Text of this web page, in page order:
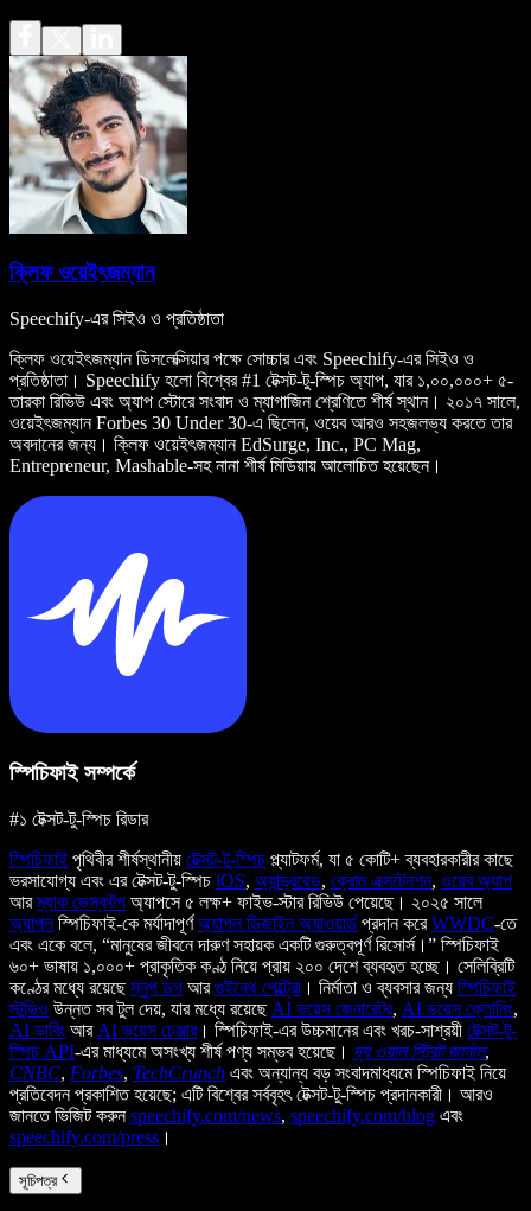
ক্লিফ ওয়েইৎজম্যান
Speechify-এর সিইও ও প্রতিষ্ঠাতা
ক্লিফ ওয়েইৎজম্যান ডিসলেক্সিয়ার পক্ষে সোচ্চার এবং Speechify-এর সিইও ও
প্রতিষ্ঠাতা। Speechify হলো বিশ্বের #1 টেক্সট-টু-স্পিচ অ্যাপ, যার ১,০০,০০০+ ৫-
তারকা রিভিউ এবং অ্যাপ স্টোরে সংবাদ ও ম্যাগাজিন শ্রেণিতে শীর্ষ স্থান। ২০১৭ সালে,
ওয়েইৎজম্যান Forbes 30 Under 30-এ ছিলেন, ওয়েব আরও সহজলভ্য করতে তার
অবদানের জন্য। ক্লিফ ওয়েইৎজম্যান EdSurge, Inc., PC Mag,
Entrepreneur, Mashable-সহ নানা শীর্ষ মিডিয়ায় আলোচিত হয়েছেন।
স্পিচিফাই সম্পর্কে
#১ টেক্সট-টু-স্পিচ রিডার
স্পিচিফাই পৃথিবীর শীর্ষস্থানীয় টেক্সট-টু-স্পিচ প্ল্যাটফর্ম, যা ৫ কোটি+ ব্যবহারকারীর কাছে
ভরসাযোগ্য এবং এর টেক্সট-টু-স্পিচ iOS, অ্যান্ড্রয়েড, ক্রোম এক্সটেনশন, ওয়েব অ্যাপ
আরম্যাক ডেস্কটপ অ্যাপসে ৫ লক্ষ+ ফাইভ-স্টার রিভিউ পেয়েছে। ২০২৫ সালে
অ্যাপলস্পিচিফাই-কে মর্যাদাপূর্ণঅ্যাপল ডিজাইন অ্যাওয়ার্ড প্রদান করেWWDC-তে
এবং একে বলে, “মানুষের জীবনে দারুণ সহায়ক একটি গুরুত্বপূর্ণ রিসোর্স।” স্পিচিফাই
৬০+ ভাষায় ১,০০০+ প্রাকৃতিক কণ্ঠ নিয়ে প্রায় ২০০ দেশে ব্যবহৃত হচ্ছে। সেলিব্রিটি
কণ্ঠের মধ্যে রয়েছেস্নুপ ডগ আরগুইনেথ পেল্ট্রো । নির্মাতা ও ব্যবসার জন্য স্পিচিফাই
স্টুডিও উন্নত সব টুল দেয়, যার মধ্যে রয়েছে AI ভয়েস জেনারেটর, AI ভয়েস ক্লোনিং,
AI ডাবিং আর AI ভয়েস চেঞ্জার। স্পিচিফাই-এর উচ্চমানের এবং খরচ-সাশ্রয়ী টেক্সট-টু-
স্পিচ API-এর মাধ্যমে অসংখ্য শীর্ষ পণ্য সম্ভব হয়েছে। দ্য ওয়াল স্ট্রিট জার্নাল,
CNBC, Forbes, TechCrunch এবং অন্যান্য বড় সংবাদমাধ্যমে স্পিচিফাই নিয়ে
প্রতিবেদন প্রকাশিত হয়েছে; এটি বিশ্বের সর্ববৃহৎ টেক্সট-টু-স্পিচ প্রদানকারী। আরও
জানতে ভিজিট করুনspeechify.com/news, speechify.com/blog এবং
speechify.com/press ।
সূচিপত্র